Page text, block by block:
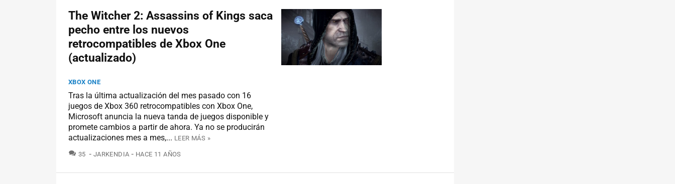
The Witcher 2: Assassins of Kings saca
pecho entre los nuevos
retrocompatibles de Xbox One
(actualizado)
XBOX ONE
Tras la última actualización del mes pasado con 16
juegos de Xbox 360 retrocompatibles con Xbox One,
Microsoft anuncia la nueva tanda de juegos disponible y
promete cambios a partir de ahora. Ya no se producirán
actualizaciones mes a mes,... LEER MÁS »
35 COMENTARIOS
JARKENDIA HACE 11 AÑOS